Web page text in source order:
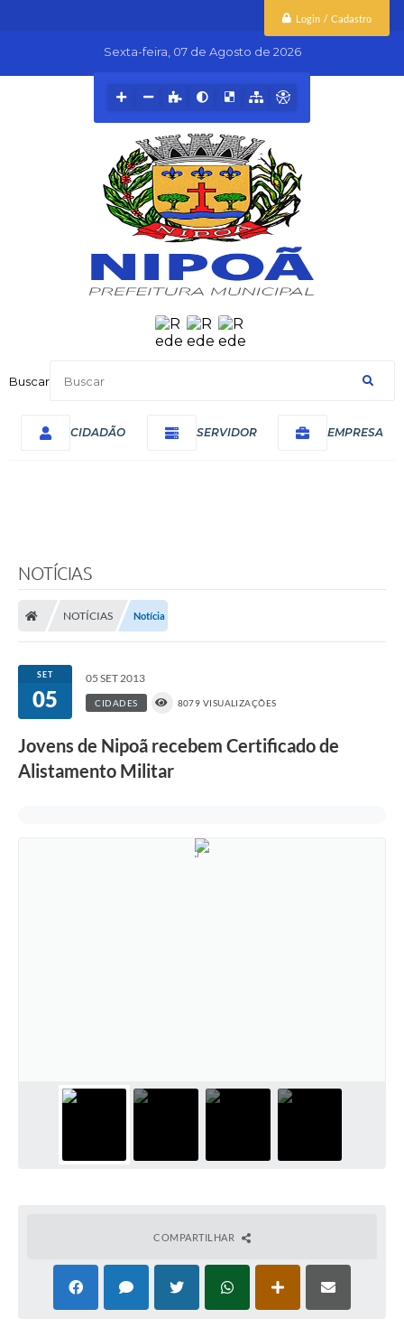
Login / Cadastro
Buscar
CIDADÃO SERVIDOR EMPRESA
Sexta-feira 07 de Agosto de 2026
NOTÍCIAS
NOTÍCIAS Notícia
SET
05
05 SET 2013
CIDADES 8079 VISUALIZAÇÕES
Jovens de Nipoã recebem Certificado de
Alistamento Militar
COMPARTILHAR